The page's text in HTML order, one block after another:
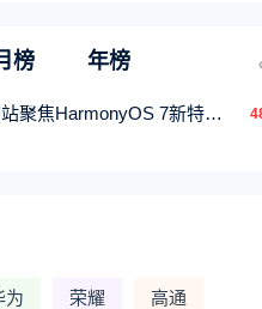
榜 年榜
HDD西安站聚焦HarmonyOS 7新特性，解锁从互联到智能的应用开发新范式
为 荣耀 高通